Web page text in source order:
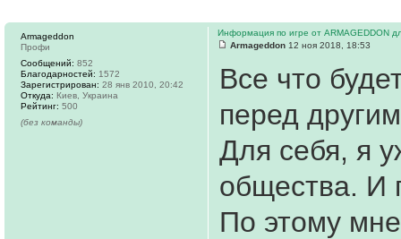
Информация по игре от ARMAGEDDON
Armageddon 12 ноя 2018, 18:53
Все что
перед
Для себя, я
общества. И
По этому
Armageddon
Профи
Сообщений: 852
Благодарностей: 1572
Зарегистрирован: 28 янв 2010, 20:42
Откуда: Киев, Украина
Рейтинг: 500
(без команды)